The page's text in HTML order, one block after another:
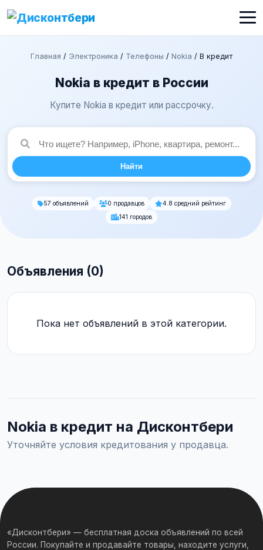
Главная / Электроника / Телефоны / Nokia / В кредит
Nokia в кредит в России
Купите Nokia в кредит или рассрочку.
Найти
57 объявлений 0 продавцов
4.8 средний рейтинг
141 городов
Объявления (0)
Пока нет объявлений в этой категории.
Nokia в кредит на Дисконтбери
Уточняйте условия кредитования у продавца.
«Дисконтбери» — бесплатная доска объявлений по всей
России. Покупайте и продавайте товары, находите услуги,